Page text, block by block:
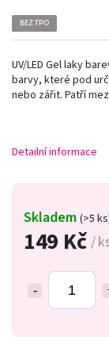
BEZ TPO
149 Kč /
Skladem (>5
UV/LED Gel laky
barvy, které pod
nebo zářit. Patří
Detailní informace